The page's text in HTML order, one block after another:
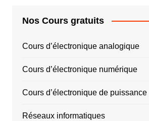
Nos Cours gratuits
Cours d’électronique analogique
Cours d’électronique numérique
Cours d’électronique de puissance
Réseaux informatiques